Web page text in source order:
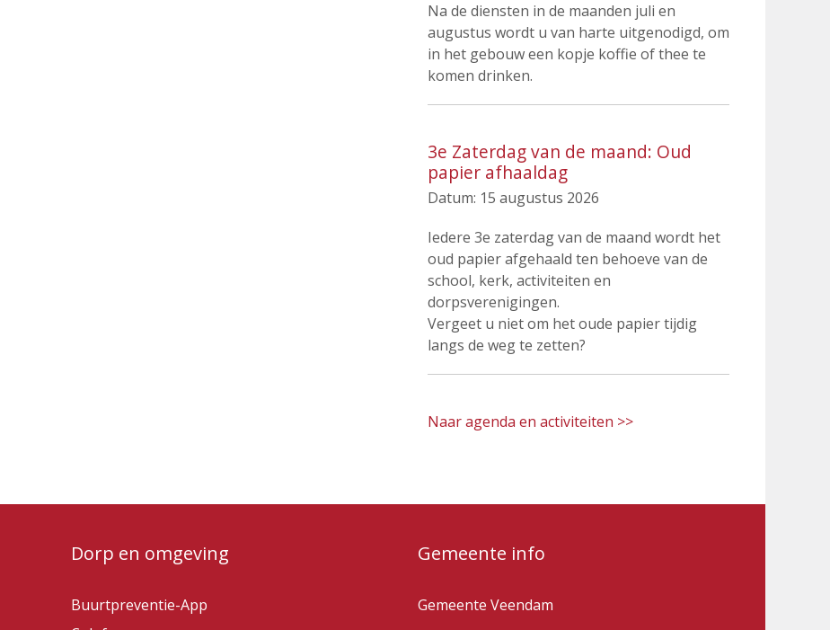
Na de diensten in de maanden juli en
augustus wordt u van harte uitgenodigd, om
in het gebouw een kopje koffie of thee te
komen drinken.
3e Zaterdag van de maand: Oud
papier afhaaldag
Datum: 15 augustus 2026
Iedere 3e zaterdag van de maand wordt het
oud papier afgehaald ten behoeve van de
school, kerk, activiteiten en
dorpsverenigingen.
Vergeet u niet om het oude papier tijdig
langs de weg te zetten?
Naar agenda en activiteiten >>
Dorp en omgeving
Buurtpreventie-App
Gemeente info
Gemeente Veendam